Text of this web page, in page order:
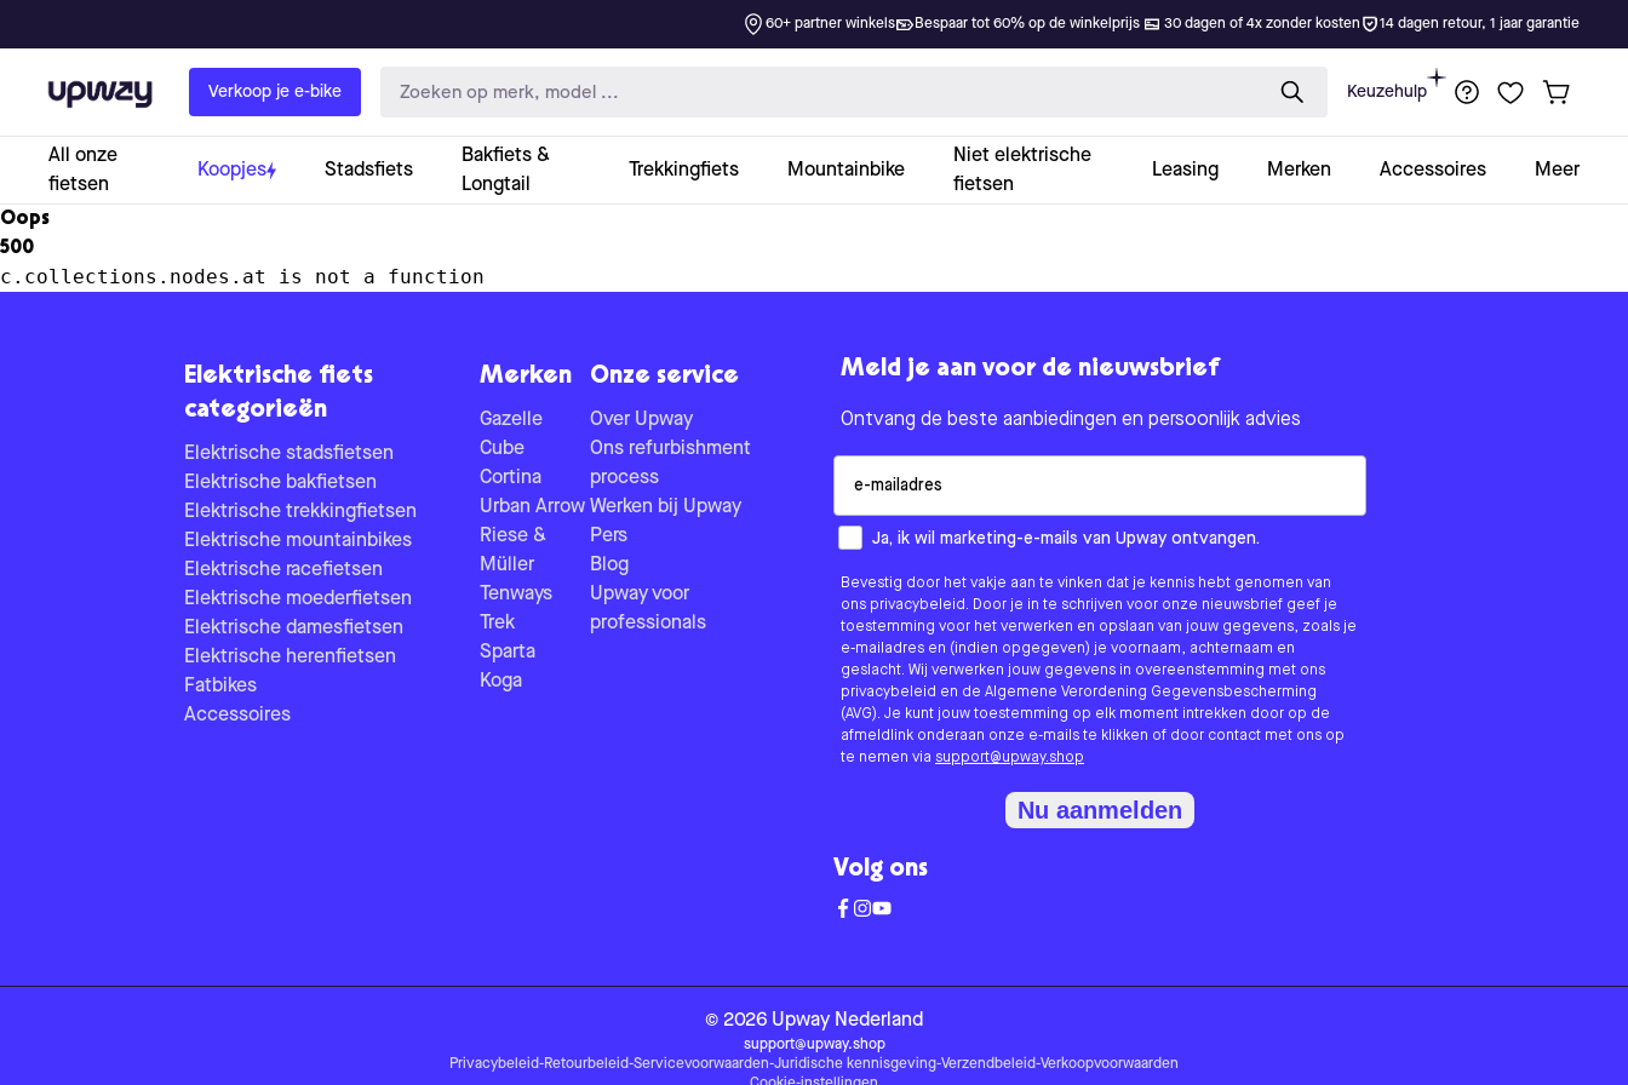
60+ partner winkels Bespaar tot 60% op de winkelprijs 30 dagen of 4x zonder kosten 14 dagen retour, 1 jaar garantie
Upway Verkoop je e-bike Keuzehulp
All onze
fietsen
Koopjes Stadsfiets
Bakfiets &
Longtail
Trekkingfiets Mountainbike
Niet elektrische
fietsen
Leasing Merken Accessoires Meer
Oops
500
c.collections.nodes.at is not a function
Elektrische fiets
categorieën
Elektrische stadsfietsen
Elektrische bakfietsen
Elektrische trekkingfietsen
Elektrische mountainbikes
Elektrische racefietsen
Elektrische moederfietsen
Elektrische damesfietsen
Elektrische herenfietsen
Fatbikes
Accessoires
Merken
Gazelle
Cube
Cortina
Urban Arrow
Riese &
Müller
Tenways
Trek
Sparta
Koga
Onze service
Over Upway
Ons refurbishment
process
Werken bij Upway
Pers
Blog
Upway voor
professionals
Meld je aan voor de nieuwsbrief
Ontvang de beste aanbiedingen en persoonlijk advies
How would you like to hear from us?
Ja, ik wil marketing-e-mails van Upway ontvangen.
Bevestig door het vakje aan te vinken dat je kennis hebt genomen van
ons privacybeleid. Door je in te schrijven voor onze nieuwsbrief geef je
toestemming voor het verwerken en opslaan van jouw gegevens, zoals je
e-mailadres en (indien opgegeven) je voornaam, achternaam en
geslacht. Wij verwerken jouw gegevens in overeenstemming met ons
privacybeleid en de Algemene Verordening Gegevensbescherming
(AVG). Je kunt jouw toestemming op elk moment intrekken door op de
afmeldlink onderaan onze e-mails te klikken of door contact met ons op
te nemen via support@upway.shop
Nu aanmelden
Volg ons
© 2026 Upway Nederland
support@upway.shop
Privacybeleid-Retourbeleid-Servicevoorwaarden-Juridische kennisgeving-Verzendbeleid-Verkoopvoorwaarden